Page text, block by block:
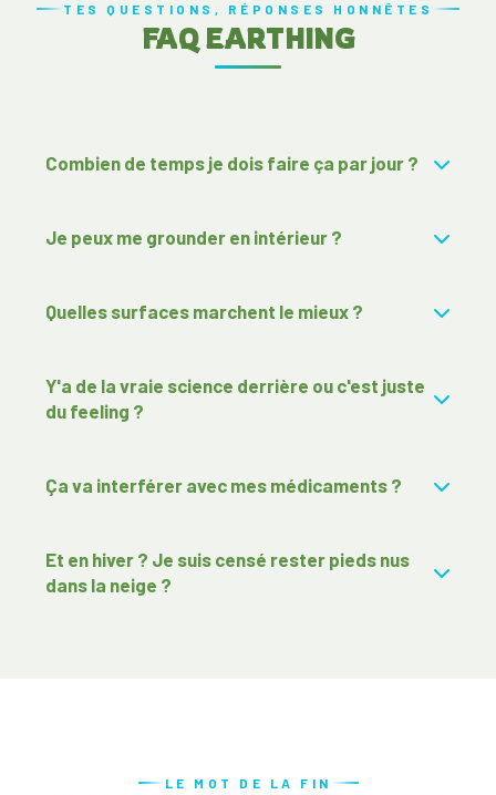
TES QUESTIONS, RÉPONSES HONNÊTES
FAQ EARTHING
Combien de temps je dois faire ça par jour ?
Je peux me grounder en intérieur ?
Quelles surfaces marchent le mieux ?
Y'a de la vraie science derrière ou c'est juste
du feeling ?
Ça va interférer avec mes médicaments ?
Et en hiver ? Je suis censé rester pieds nus
dans la neige ?
LE MOT DE LA FIN